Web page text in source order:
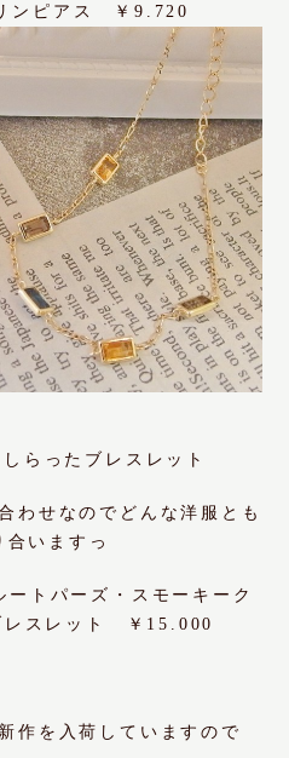
ンピアス ￥9.720
らったブレスレット
わせなのでどんな洋服とも
合いますっ
トパーズ・スモーキーク
レスレット ￥15.000
作を入荷していますので